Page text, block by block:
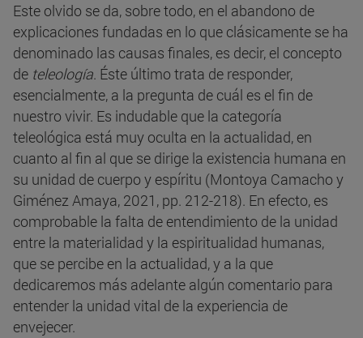
Este olvido se da, sobre todo, en el abandono de
explicaciones fundadas en lo que clásicamente se ha
denominado las causas finales, es decir, el concepto
de teleología. Éste último trata de responder,
esencialmente, a la pregunta de cuál es el fin de
nuestro vivir. Es indudable que la categoría
teleológica está muy oculta en la actualidad, en
cuanto al fin al que se dirige la existencia humana en
su unidad de cuerpo y espíritu (Montoya Camacho y
Giménez Amaya, 2021, pp. 212-218). En efecto, es
comprobable la falta de entendimiento de la unidad
entre la materialidad y la espiritualidad humanas,
que se percibe en la actualidad, y a la que
dedicaremos más adelante algún comentario para
entender la unidad vital de la experiencia de
envejecer.